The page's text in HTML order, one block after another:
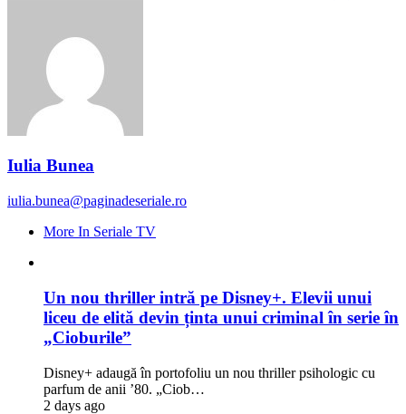
Iulia Bunea
iulia.bunea@paginadeseriale.ro
More In Seriale TV
Un nou thriller intră pe Disney+. Elevii unui
liceu de elită devin ținta unui criminal în serie în
„Cioburile”
Disney+ adaugă în portofoliu un nou thriller psihologic cu
parfum de anii ’80. „Ciob…
2 days ago